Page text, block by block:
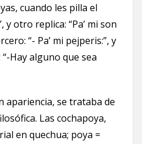
cuando les pilla el
y otro replica: “Pa’ mi son
“- Pa’ mi pejperis:”, y
Hay alguno que sea
apariencia, se trataba de
Las cochapoya,
en quechua; poya =